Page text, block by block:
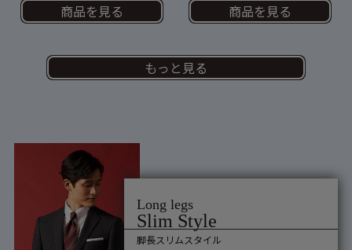
商品を見る 商品を見る
もっと見る
脚長スリムスタイル